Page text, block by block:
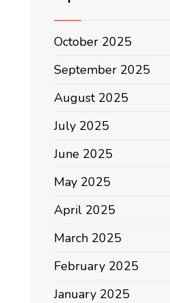
October 2025
September 2025
August 2025
July 2025
June 2025
May 2025
April 2025
March 2025
February 2025
January 2025